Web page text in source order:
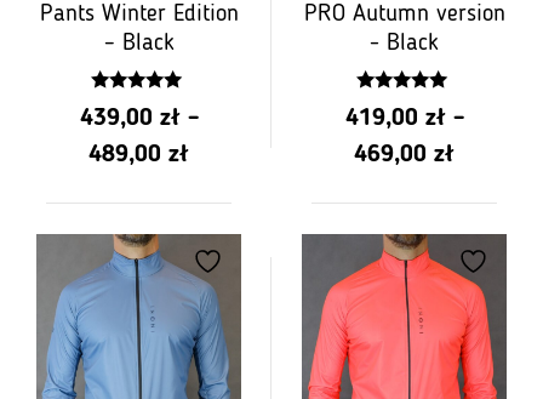
Pants Winter Edition
– Black
4.84
z 5
439,00 zł –
489,00 złPrice
PLN
439.00
to
PLN
PRO Autumn version
- Black
4.84
z 5
419,00 zł –
469,00 złPrice
PLN
419.00
to
PLN